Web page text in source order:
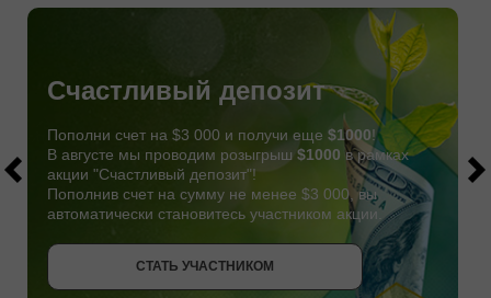
Счастливый депозит
Пополни счет на $3 000 и получи еще $1000!
В августе мы проводим розыгрыш $1000 в рамках
акции "Счастливый депозит"!
Пополнив счет на сумму не менее $3 000, вы
автоматически становитесь участником акции.
СТАТЬ УЧАСТНИКОМ